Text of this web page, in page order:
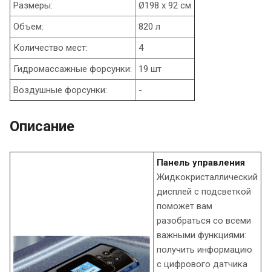
Размеры:
Ø198 x 92 см
Объем:
820 л
Количество мест:
4
Гидромассажные форсунки:
19 шт
Воздушные форсунки:
-
Описание
Панель управления
Жидкокристаллический
дисплей с подсветкой
поможет вам
разобраться со всеми
важными функциями:
получить информацию
с цифрового датчика